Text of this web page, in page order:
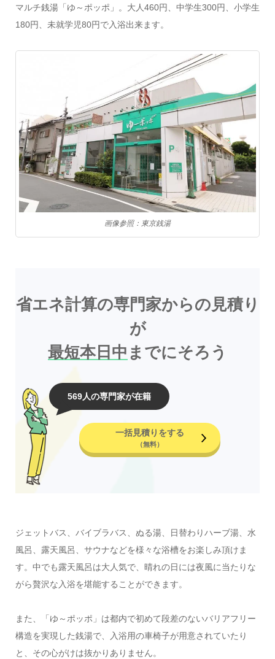
マルチ銭湯「ゆ～ポッポ」。大人460円、中学生300円、小学生
180円、未就学児80円で入浴出来ます。
画像参照：東京銭湯
省エネ計算の専門家からの見積り
が
最短本日中 までにそろう
569人の専門家が在籍
一括見積りをする
（無料）
ジェットバス、バイブラバス、ぬる湯、日替わりハーブ湯、水
風呂、露天風呂、サウナなどを様々な浴槽をお楽しみ頂けま
す。中でも露天風呂は大人気で、晴れの日には夜風に当たりな
がら贅沢な入浴を堪能することができます。
また、「ゆ～ポッポ」は都内で初めて段差のないバリアフリー
構造を実現した銭湯で、入浴用の車椅子が用意されていたり
と、その心がけは抜かりありません。